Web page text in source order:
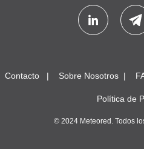
Contacto Sobre Nosotros
Política de
© 2024 Meteored. Todos